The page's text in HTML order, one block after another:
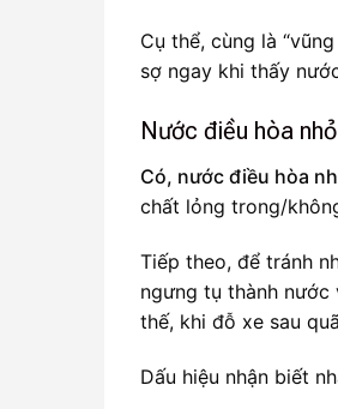
Cụ thể, cùng là
sợ ngay khi thấy
Nước điều hòa
Có, nước điều hòa
chất lỏng trong/
Tiếp theo, để tránh
ngưng tụ thành nước
thế, khi đỗ xe sau
Dấu hiệu nhận biết